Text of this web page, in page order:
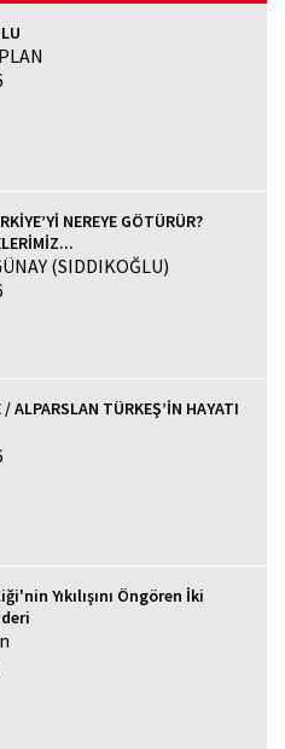
NEREYE GÖTÜRÜR?
(SIDDIKOĞLU)
ALPARSLAN TÜRKEŞ’İN HAYATI
Yıkılışını Öngören İki